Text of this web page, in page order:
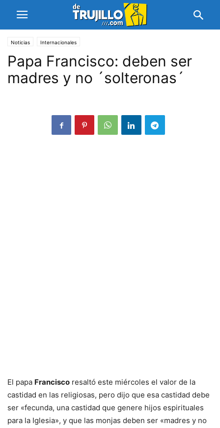
Noticias Internacionales
Papa Francisco: deben ser
madres y no ´solteronas´
El papa Francisco resaltó este miércoles el valor de la
castidad en las religiosas, pero dijo que esa castidad debe
ser «fecunda, una castidad que genere hijos espirituales
para la Iglesia», y que las monjas deben ser «madres y no